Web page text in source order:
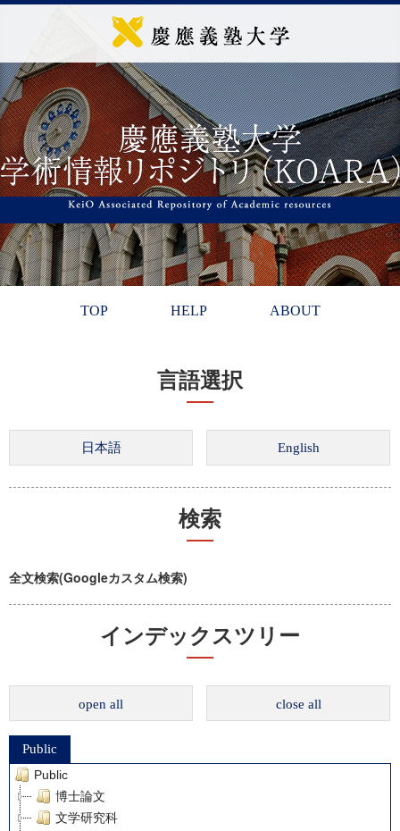
TOP HELP ABOUT
言語選択
検索
全文検索(Googleカスタム検索)
インデックスツリー
open all close all
Public
Public
博士論文
文学研究科